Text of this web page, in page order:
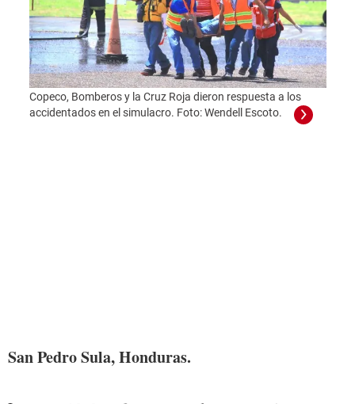
Copeco, Bomberos y la Cruz Roja dieron respuesta a los
accidentados en el simulacro. Foto: Wendell Escoto.
San Pedro Sula, Honduras.